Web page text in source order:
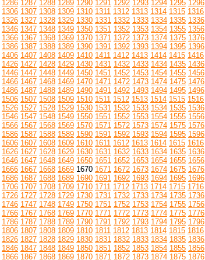
1286 1287 1288 1289 1290 1291 1292 1293 1294 1295 1296
1306 1307 1308 1309 1310 1311 1312 1313 1314 1315 1316
1326 1327 1328 1329 1330 1331 1332 1333 1334 1335 1336
1346 1347 1348 1349 1350 1351 1352 1353 1354 1355 1356
1366 1367 1368 1369 1370 1371 1372 1373 1374 1375 1376
1386 1387 1388 1389 1390 1391 1392 1393 1394 1395 1396
1406 1407 1408 1409 1410 1411 1412 1413 1414 1415 1416
1426 1427 1428 1429 1430 1431 1432 1433 1434 1435 1436
1446 1447 1448 1449 1450 1451 1452 1453 1454 1455 1456
1466 1467 1468 1469 1470 1471 1472 1473 1474 1475 1476
1486 1487 1488 1489 1490 1491 1492 1493 1494 1495 1496
1506 1507 1508 1509 1510 1511 1512 1513 1514 1515 1516
1526 1527 1528 1529 1530 1531 1532 1533 1534 1535 1536
1546 1547 1548 1549 1550 1551 1552 1553 1554 1555 1556
1566 1567 1568 1569 1570 1571 1572 1573 1574 1575 1576
1586 1587 1588 1589 1590 1591 1592 1593 1594 1595 1596
1606 1607 1608 1609 1610 1611 1612 1613 1614 1615 1616
1626 1627 1628 1629 1630 1631 1632 1633 1634 1635 1636
1646 1647 1648 1649 1650 1651 1652 1653 1654 1655 1656
1666 1667 1668 1669 1670 1671 1672 1673 1674 1675 1676
1686 1687 1688 1689 1690 1691 1692 1693 1694 1695 1696
1706 1707 1708 1709 1710 1711 1712 1713 1714 1715 1716
1726 1727 1728 1729 1730 1731 1732 1733 1734 1735 1736
1746 1747 1748 1749 1750 1751 1752 1753 1754 1755 1756
1766 1767 1768 1769 1770 1771 1772 1773 1774 1775 1776
1786 1787 1788 1789 1790 1791 1792 1793 1794 1795 1796
1806 1807 1808 1809 1810 1811 1812 1813 1814 1815 1816
1826 1827 1828 1829 1830 1831 1832 1833 1834 1835 1836
1846 1847 1848 1849 1850 1851 1852 1853 1854 1855 1856
1866 1867 1868 1869 1870 1871 1872 1873 1874 1875 1876